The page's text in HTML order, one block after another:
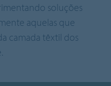
soluções
aquelas que
camada têxtil dos